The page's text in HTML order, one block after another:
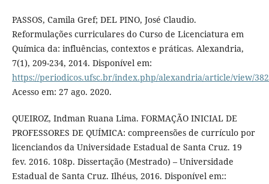
PASSOS, Camila Gref; DEL PINO, José Claudio.
Reformulações curriculares do Curso de Licenciatura em
Química da: influências, contextos e práticas. Alexandria,
7(1), 209-234, 2014. Disponível em:
https://periodicos.ufsc.br/index.php/alexandria/article/view/
Acesso em: 27 ago. 2020.
QUEIROZ, Indman Ruana Lima. FORMAÇÃO INICIAL DE
PROFESSORES DE QUÍMICA: compreensões de currículo por
licenciandos da Universidade Estadual de Santa Cruz. 19
fev. 2016. 108p. Dissertação (Mestrado) – Universidade
Estadual de Santa Cruz. Ilhéus, 2016. Disponível em::